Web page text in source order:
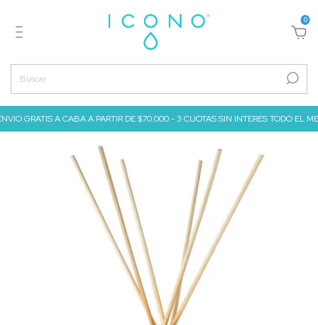
0
A CABA A PARTIR DE $70.000 - 3 CUOTAS SIN INTERES TODO EL MES